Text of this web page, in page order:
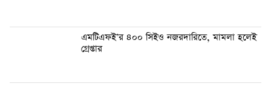
এমটিএফই’র ৪০০ সিইও নজরদারিতে, মামলা হলেই
গ্রেপ্তার